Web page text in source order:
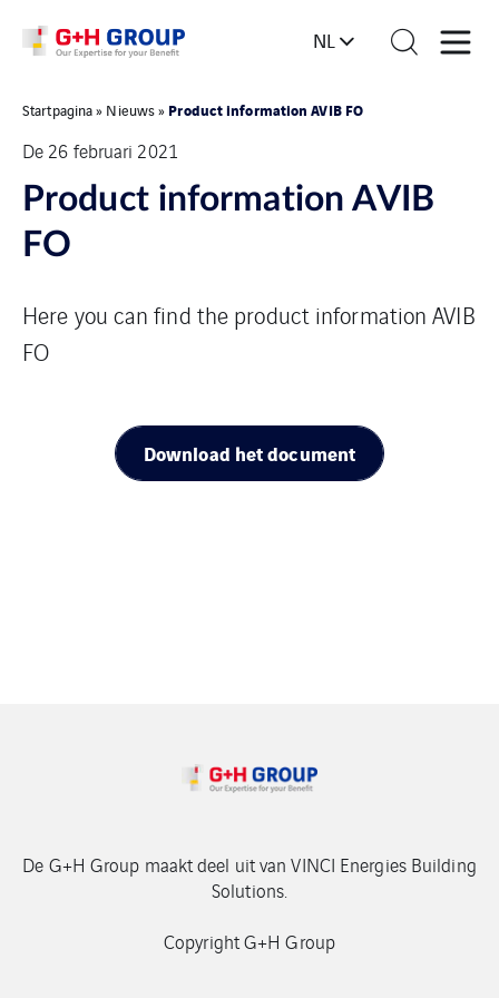
NL
Startpagina» Nieuws» Product information AVIB FO
De 26 februari 2021
Product information AVIB
FO
Here you can find the product information AVIB
FO
Download het document
De G+H Group maakt deel uit van VINCI Energies Building
Solutions.
Copyright G+H Group